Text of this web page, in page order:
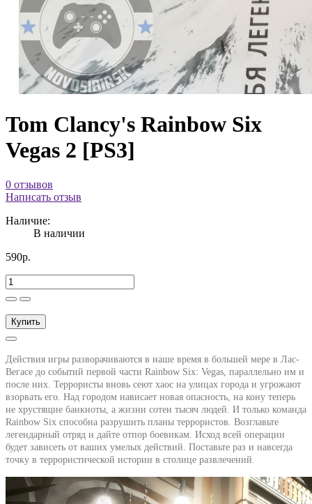
Tom Clancy's Rainbow Six
Vegas 2 [PS3]
0 отзывов
Написать отзыв
Наличие:
В наличии
590р.
Купить
Действия игры разворачиваются в наше время в большей мере в Лас-
Вегасе до событий первой части Rainbow Six: Vegas, параллельно им и
после них. Террористы вновь сеют хаос на улицах города и угрожают
взорвать его. Над городом нависает новая опасность, на кону теперь
не хрустящие банкноты, а жизни сотен тысяч людей. И только команда
Rainbow Six способна разрушить планы террористов. Возглавьте
легендарный отряд и дайте отпор боевикам. Исход всей операции
будет зависеть от ваших умелых действий. Поставьте раз и навсегда
точку в террористической истории в столице развлечений.